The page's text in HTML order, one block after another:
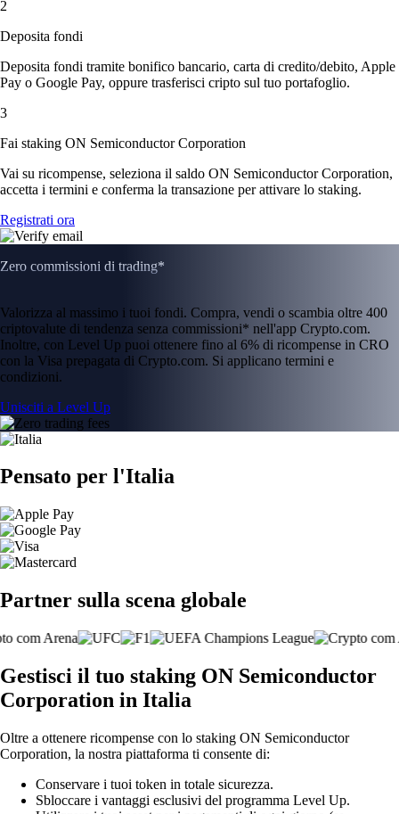
2
Deposita fondi
Deposita fondi tramite bonifico bancario, carta di credito/debito, Apple
Pay o Google Pay, oppure trasferisci cripto sul tuo portafoglio.
3
Fai staking ON Semiconductor Corporation
Vai su ricompense, seleziona il saldo ON Semiconductor Corporation,
accetta i termini e conferma la transazione per attivare lo staking.
Registrati ora
Zero commissioni di trading*
Valorizza al massimo i tuoi fondi. Compra, vendi o scambia oltre 400
criptovalute di tendenza senza commissioni* nell'app Crypto.com.
Inoltre, con Level Up puoi ottenere fino al 6% di ricompense in CRO
con la Visa prepagata di Crypto.com. Si applicano termini e
condizioni.
Unisciti a Level Up
Pensato per l'Italia
Partner sulla scena globale
Gestisci il tuo staking ON Semiconductor
Corporation in Italia
Oltre a ottenere ricompense con lo staking ON Semiconductor
Corporation, la nostra piattaforma ti consente di:
Conservare i tuoi token in totale sicurezza.
Sbloccare i vantaggi esclusivi del programma Level Up.